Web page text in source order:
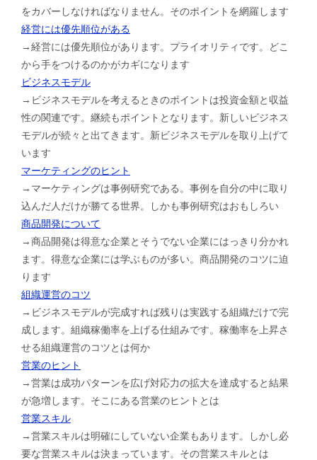
をカバーしなければなりません。そのポイントを網羅します
経営には優先順位がある
→経営には優先順位があります。プライオリティです。どこ
から手をつけるのかがカギになります
ビジネスモデル
→ビジネスモデルを考えるときのポイントは投資金額と収益
性の関連です。継続もポイントとなります。新しいビジネス
モデルが続々と出てきます。新ビジネスモデルを取り上げて
います
マーケティングのヒント
→マーケティングは事例研究である。事例を自分の中に取り
込んだ人だけが勝てる世界。しかも事例研究はおもしろい
商品開発について
→商品開発は得意な企業とそうでない企業にはっきり分かれ
ます。得意な企業には学ぶものが多い。商品開発のコツに迫
ります
組織運営のコツ
→ビジネスモデルが完成すれば残りは実践する組織だけで完
成します。組織稼働率を上げる仕組みです。稼働率を上昇さ
せる組織運営のコツとは何か
営業のヒント
→営業は成功パターンを広げ対応力の拡大を達成すると結果
が急増します。そこにある営業のヒントとは
営業スキル
→営業スキルは明確にしていない企業もあります。しかし必
要な営業スキルは決まっています。その営業スキルとは